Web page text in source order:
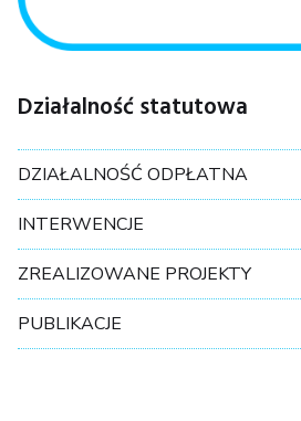
Działalność statutowa
DZIAŁALNOŚĆ ODPŁATNA
INTERWENCJE
ZREALIZOWANE PROJEKTY
PUBLIKACJE